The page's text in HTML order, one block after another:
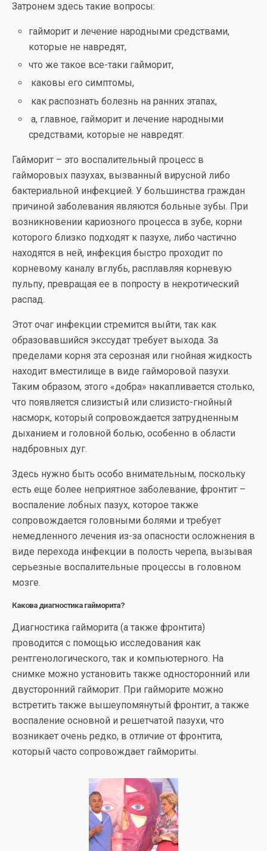
Затронем здесь такие вопросы:
гайморит и лечение народными средствами,
которые не навредят,
что же такое все-таки гайморит,
каковы его симптомы,
как распознать болезнь на ранних этапах,
а, главное, гайморит и лечение народными
средствами, которые не навредят.
Гайморит – это воспалительный процесс в
гайморовых пазухах, вызванный вирусной либо
бактериальной инфекцией. У большинства граждан
причиной заболевания являются больные зубы. При
возникновении кариозного процесса в зубе, корни
которого близко подходят к пазухе, либо частично
находятся в ней, инфекция быстро проходит по
корневому каналу вглубь, расплавляя корневую
пульпу, превращая ее в попросту в некротический
распад.
Этот очаг инфекции стремится выйти, так как
образовавшийся экссудат требует выхода. За
пределами корня эта серозная или гнойная жидкость
находит вместилище в виде гайморовой пазухи.
Таким образом, этого «добра» накапливается столько,
что появляется слизистый или слизисто-гнойный
насморк, который сопровождается затрудненным
дыханием и головной болью, особенно в области
надбровных дуг.
Здесь нужно быть особо внимательным, поскольку
есть еще более неприятное заболевание, фронтит –
воспаление лобных пазух, которое также
сопровождается головными болями и требует
немедленного лечения из-за опасности осложнения в
виде перехода инфекции в полость черепа, вызывая
серьезные воспалительные процессы в головном
мозге.
Какова диагностика гайморита?
Диагностика гайморита (а также фронтита)
проводится с помощью исследования как
рентгенологического, так и компьютерного. На
снимке можно установить также односторонний или
двусторонний гайморит. При гайморите можно
встретить также вышеупомянутый фронтит, а также
воспаление основной и решетчатой пазухи, что
возникает очень редко, в отличие от фронтита,
который часто сопровождает гаймориты.